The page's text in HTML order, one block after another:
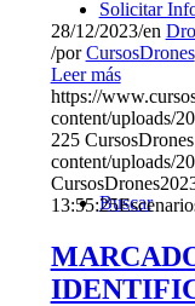
Solicitar
Buscar
28/12/2023/en
/porCursosDrones
Leer más
https://
content/uploads/
225 CursosDrones
content/uploads/
CursosDrones
13:55:25